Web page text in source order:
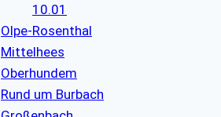
10.01
Olpe-Rosenthal
Mittelhees
Oberhundem
Rund um Burbach